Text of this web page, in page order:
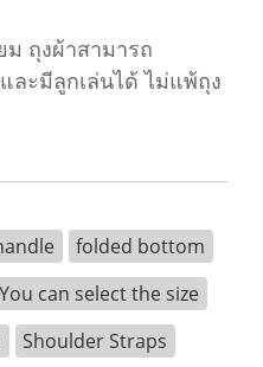
ม ถุงผ้าสามารถ
ละมีลูกเล่นได้ ไม่แพ้ถุง
folded bottom
You can select the size
Shoulder Straps